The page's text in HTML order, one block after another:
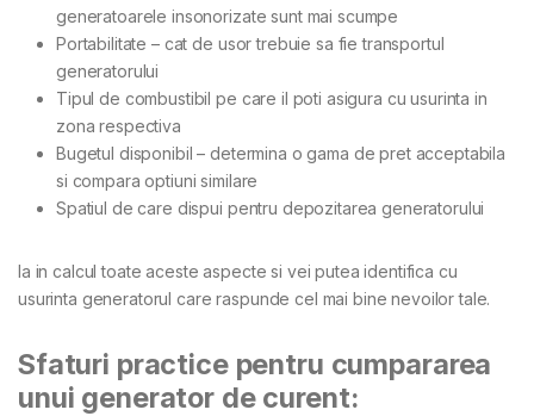
generatoarele insonorizate sunt mai scumpe
Portabilitate – cat de usor trebuie sa fie transportul
generatorului
Tipul de combustibil pe care il poti asigura cu usurinta in
zona respectiva
Bugetul disponibil – determina o gama de pret acceptabila
si compara optiuni similare
Spatiul de care dispui pentru depozitarea generatorului
Ia in calcul toate aceste aspecte si vei putea identifica cu
usurinta generatorul care raspunde cel mai bine nevoilor tale.
Sfaturi practice pentru cumpararea
unui generator de curent: